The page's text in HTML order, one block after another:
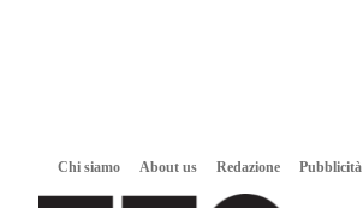
Chi siamo About us Redazione Pubblicità